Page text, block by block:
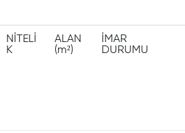
NİTELİ
K
ALAN
(m²)
İMAR
DURUMU